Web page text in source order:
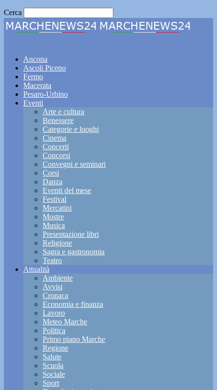
Cerca
Ancona
Ascoli Piceno
Fermo
Macerata
Pesaro-Urbino
Eventi
Arte e cultura
Benessere
Categorie e luoghi
Cinema
Concerti
Concorsi
Convegni e seminari
Corsi
Danza
Eventi del mese
Festival
Mercatini
Mostre
Musica
Presentazione libri
Religione
Sagra e gastronomia
Teatro
Attualità
Ambiente
Avvisi
Cronaca
Economia e finanza
Lavoro
Meteo Marche
Politica
Primo piano Marche
Regione
Salute
Scuola
Sociale
Sport